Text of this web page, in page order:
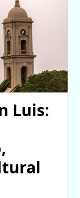
Luis: